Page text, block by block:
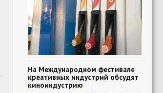
На Международном фестивале
креативных индустрий обсудят
киноиндустрию